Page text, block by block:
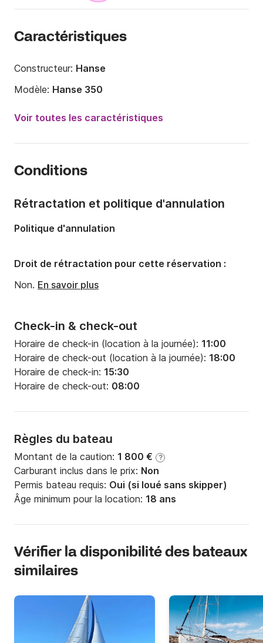
Caractéristiques
Constructeur: Hanse
Modèle: Hanse 350
Année:
2011 (Rénové en 2015)
Nombre de couchages:
Nombre de salles de bains:
Tirant d'eau:1.8m
Puissance moteur:29cv
Voir toutes les caractéristiques
Conditions
Check-in & check-out
Horaire de check-in (location à la journée): 11:00
Horaire de check-out (location à la journée): 18:00
Horaire de check-in: 15:30
Horaire de check-out: 08:00
Règles du bateau
Montant de la caution: 1 800 € ?
Carburant inclus dans le prix: Non
Permis bateau requis: Oui (si loué sans skipper)
Âge minimum pour la location: 18 ans
Rétractation et politique d'annulation
Politique d'annulation
Droit de rétractation pour cette réservation :
Non. En savoir plus
Vérifier la disponibilité des bateaux
similaires